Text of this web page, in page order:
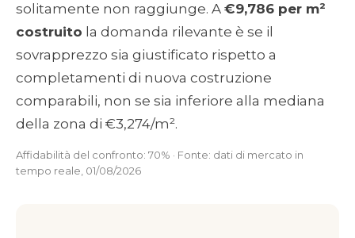
solitamente non raggiunge. A €9,786 per m²
costruito la domanda rilevante è se il
sovrapprezzo sia giustificato rispetto a
completamenti di nuova costruzione
comparabili, non se sia inferiore alla mediana
della zona di €3,274/m².
Affidabilità del confronto: 70% · Fonte: dati di mercato in
tempo reale, 01/08/2026